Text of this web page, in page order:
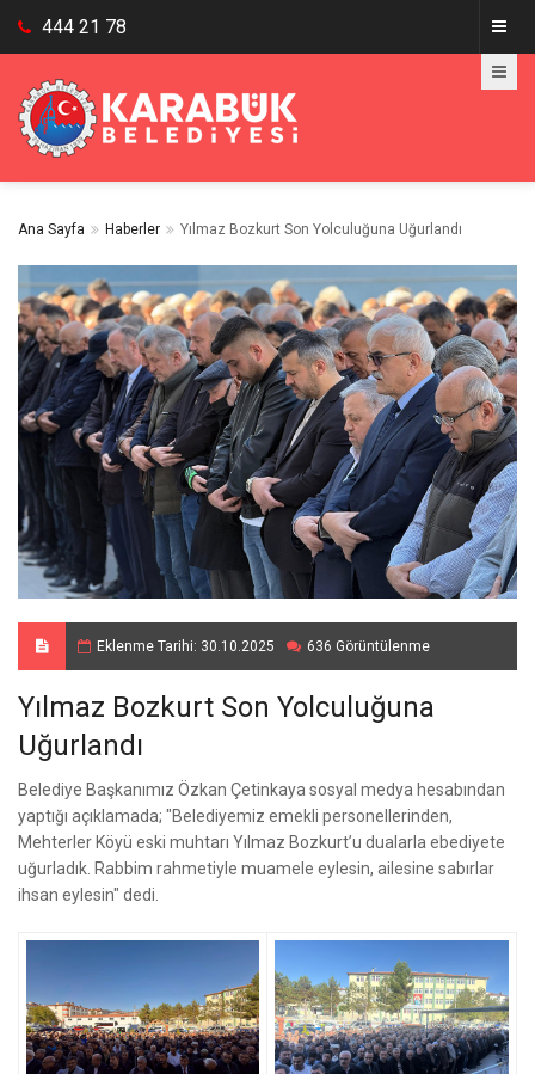
444 21 78
Ana Sayfa Haberler Yılmaz Bozkurt Son Yolculuğuna Uğurlandı
Eklenme Tarihi: 30.10.2025 636 Görüntülenme
Yılmaz Bozkurt Son Yolculuğuna
Uğurlandı
Belediye Başkanımız Özkan Çetinkaya sosyal medya hesabından
yaptığı açıklamada; "Belediyemiz emekli personellerinden,
Mehterler Köyü eski muhtarı Yılmaz Bozkurt’u dualarla ebediyete
uğurladık. Rabbim rahmetiyle muamele eylesin, ailesine sabırlar
ihsan eylesin" dedi.